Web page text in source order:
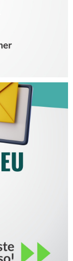
E-
7